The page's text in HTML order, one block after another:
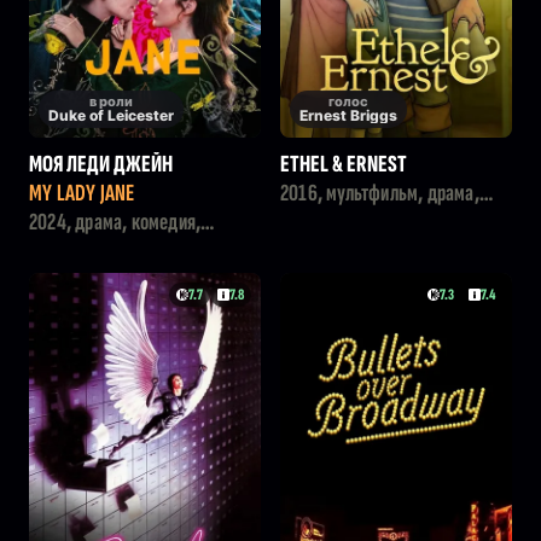
в роли
Duke of Leicester
МОЯ ЛЕДИ ДЖЕЙН
MY LADY JANE
2024, драма, комедия,
голос
Ernest Briggs
ETHEL & ERNEST
2016, мультфильм, драма,
7.7 7.8 7.3 7.4